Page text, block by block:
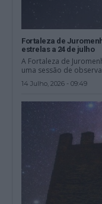
Fortaleza de
estrelas a 24 de julho
A Fortaleza de
uma sessão de
14 Julho, 2026 - 09:49